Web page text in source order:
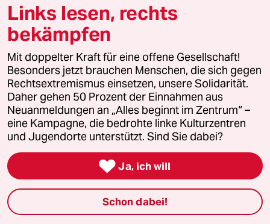
6 Ungleichbehandlung im Abstammungsrecht
Familien ohne Cis-Mann wird es
schwer gemacht
taz
Folgen Sie uns
Ressorts
Politik
Links lesen, rechts
bekämpfen
Mit doppelter Kraft für eine offene Gesellschaft!
Besonders jetzt brauchen Menschen, die sich gegen
Rechtsextremismus einsetzen, unsere Solidarität.
Daher gehen 50 Prozent der Einnahmen aus
Neuanmeldungen an „Alles beginnt im Zentrum“ –
eine Kampagne, die bedrohte linke Kulturzentren
und Jugendorte unterstützt. Sind Sie dabei?
 Ja, ich will
Schon dabei!